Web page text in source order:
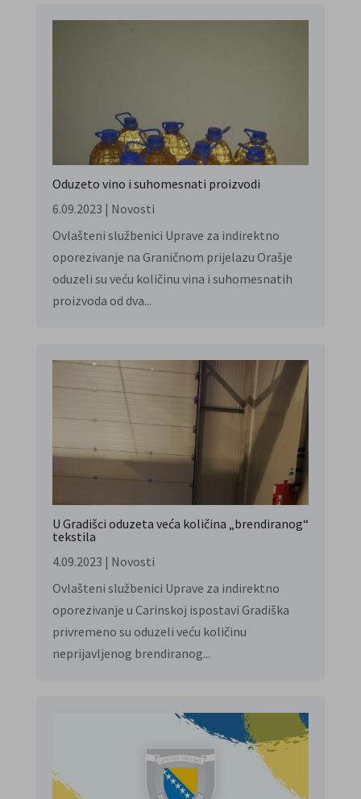
Oduzeto vino i suhomesnati proizvodi
6.09.2023 | Novosti
Ovlašteni službenici Uprave za indirektno
oporezivanje na Graničnom prijelazu Orašje
oduzeli su veću količinu vina i suhomesnatih
proizvoda od dva...
U Gradišci oduzeta veća količina „brendiranog“
tekstila
4.09.2023 | Novosti
Ovlašteni službenici Uprave za indirektno
oporezivanje u Carinskoj ispostavi Gradiška
privremeno su oduzeli veću količinu
neprijavljenog brendiranog...